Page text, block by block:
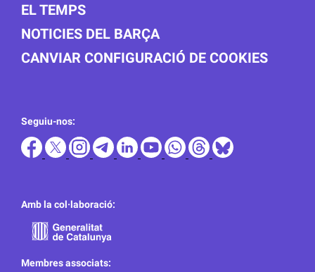
EL TEMPS
NOTICIES DEL BARÇA
CANVIAR CONFIGURACIÓ DE COOKIES
Seguiu-nos:
Amb la col·laboració:
Membres associats: